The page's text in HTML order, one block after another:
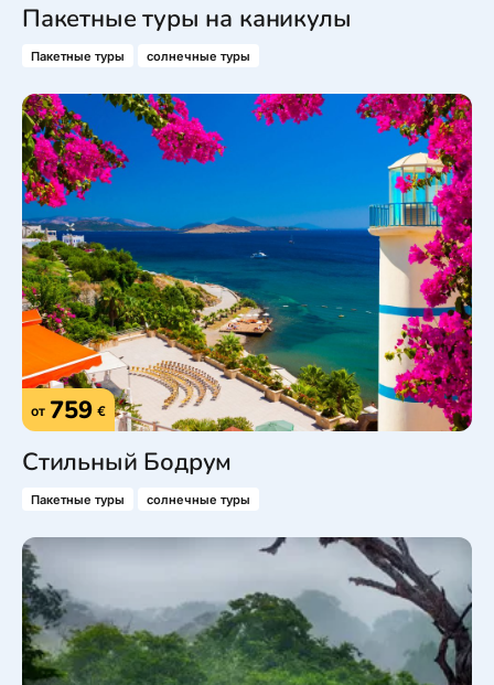
Пакетные туры на каникулы
Пакетные туры солнечные туры
от 759 €
Стильный Бодрум
Пакетные туры солнечные туры